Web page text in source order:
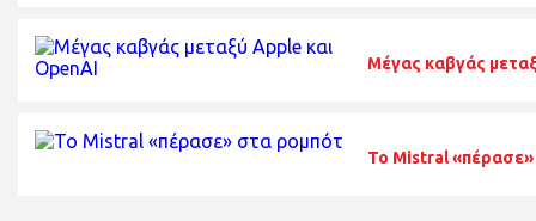
Μέγας καβγάς
Το Mistral